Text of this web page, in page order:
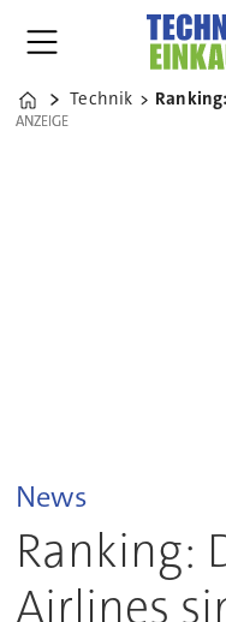
Home
Technik
ANZEIGE
ANZEIGE
News
Ranking:
Airlines